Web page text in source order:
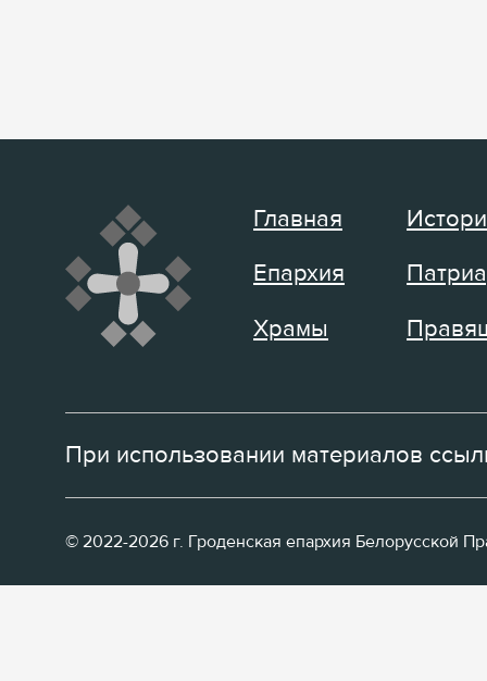
Главная
Епархия
Храмы
При использовании материалов
© 2022-2026 г. Гроденская епархия Белорусской